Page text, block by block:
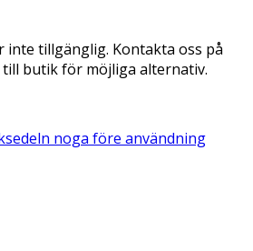
inte tillgänglig. Kontakta oss på
butik för möjliga alternativ.
noga före användning